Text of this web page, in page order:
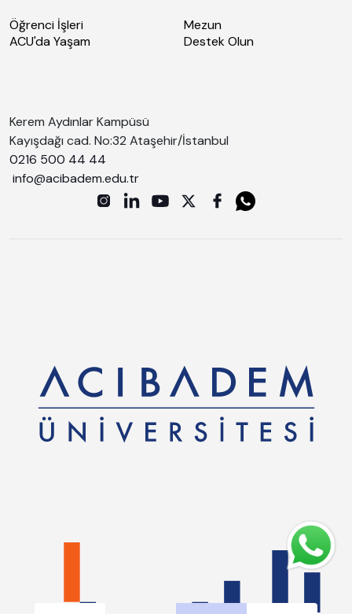
Öğrenci İşleri
ACU'da Yaşam
Mezun
Destek Olun
Kerem Aydınlar Kampüsü
Kayışdağı cad. No:32 Ataşehir/İstanbul
0216 500 44 44
info@acibadem.edu.tr